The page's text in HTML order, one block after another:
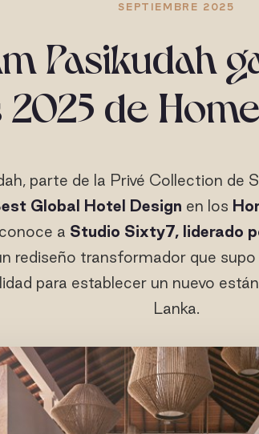
SEPTIEMBRE 2025
Pasikudah
2025 de
parte de la Privé Collection de
Global Hotel Design en los
a Studio Sixty7, liderado
rediseño transformador que
para establecer un nuevo
Lanka.